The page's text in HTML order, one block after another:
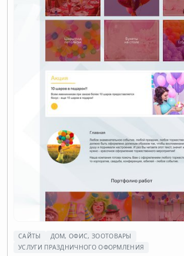
САЙТЫ
ДОМ, ОФИС, ЗООТОВАРЫ
УСЛУГИ ПРАЗДНИЧНОГО ОФОРМЛЕНИЯ